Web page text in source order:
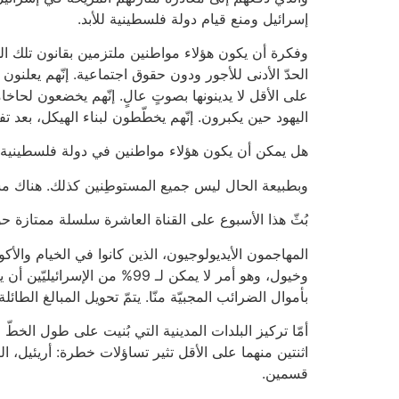
إسرائيل ومنع قيام دولة فلسطينية للأبد.
وفكرة أن يكون هؤلاء مواطنين ملتزمين بقانون تلك
الحدّ الأدنى للأجور ودون حقوق اجتماعية. إنّهم
على الأقل لا يدينونها بصوتٍ عالٍ. إنّهم يخضعون
اليهود حين يكبرون. إنّهم يخطّطون لبناء الهيكل، بعد
هل يمكن أن يكون هؤلاء مواطنين في دولة
وبطبيعة الحال ليس جميع المستوطِنين كذلك. هناك
بُثّ هذا الأسبوع على القناة العاشرة سلسلة
المهاجمون الأيديولوجيون، الذين كانوا في الخيام
وخيول، وهو أمر لا يمكن
بأموال الضرائب المجبيّة منّا. يتمّ تحويل المبالغ
أمّا تركيز البلدات المدينية التي بُنيت على طول
قسمين.